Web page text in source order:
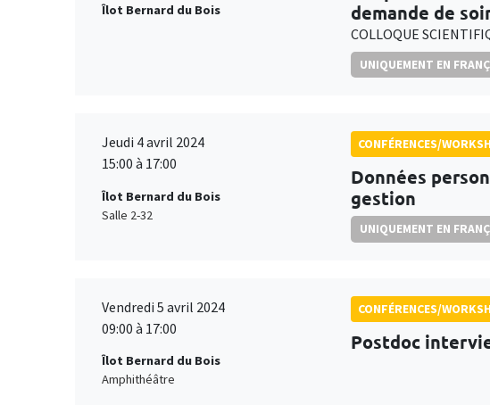
Îlot Bernard du Bois
demande de
COLLOQUE
UNIQUEMENT EN
Jeudi 4 avril 2024
15:00 à 17:00
Îlot Bernard du Bois
Salle 2-32
CONFÉRENCES/
Données
gestion
UNIQUEMENT EN
Vendredi 5 avril 2024
09:00 à 17:00
Îlot Bernard du Bois
Amphithéâtre
CONFÉRENCES/
Postdoc